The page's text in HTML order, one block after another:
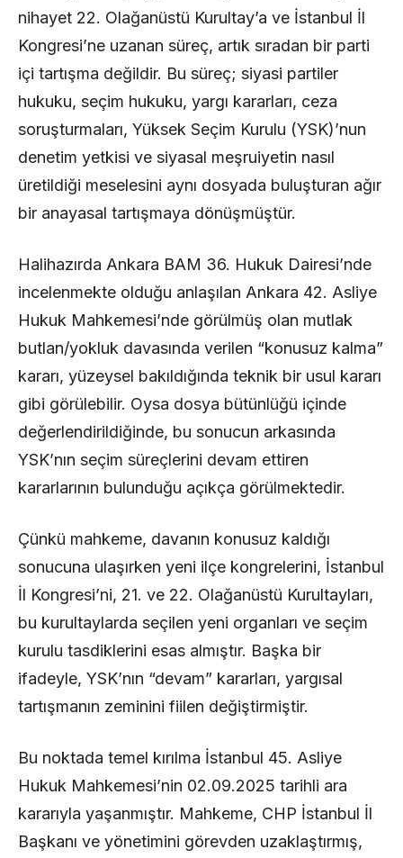
nihayet 22. Olağanüstü Kurultay’a ve İstanbul İl
Kongresi’ne uzanan süreç, artık sıradan bir parti
içi tartışma değildir. Bu süreç; siyasi partiler
hukuku, seçim hukuku, yargı kararları, ceza
soruşturmaları, Yüksek Seçim Kurulu (YSK)’nun
denetim yetkisi ve siyasal meşruiyetin nasıl
üretildiği meselesini aynı dosyada buluşturan ağır
bir anayasal tartışmaya dönüşmüştür.
Halihazırda Ankara BAM 36. Hukuk Dairesi’nde
incelenmekte olduğu anlaşılan Ankara 42. Asliye
Hukuk Mahkemesi’nde görülmüş olan mutlak
butlan/yokluk davasında verilen “konusuz kalma”
kararı, yüzeysel bakıldığında teknik bir usul kararı
gibi görülebilir. Oysa dosya bütünlüğü içinde
değerlendirildiğinde, bu sonucun arkasında
YSK’nın seçim süreçlerini devam ettiren
kararlarının bulunduğu açıkça görülmektedir.
Çünkü mahkeme, davanın konusuz kaldığı
sonucuna ulaşırken yeni ilçe kongrelerini, İstanbul
İl Kongresi’ni, 21. ve 22. Olağanüstü Kurultayları,
bu kurultaylarda seçilen yeni organları ve seçim
kurulu tasdiklerini esas almıştır. Başka bir
ifadeyle, YSK’nın “devam” kararları, yargısal
tartışmanın zeminini fiilen değiştirmiştir.
Bu noktada temel kırılma İstanbul 45. Asliye
Hukuk Mahkemesi’nin 02.09.2025 tarihli ara
kararıyla yaşanmıştır. Mahkeme, CHP İstanbul İl
Başkanı ve yönetimini görevden uzaklaştırmış,